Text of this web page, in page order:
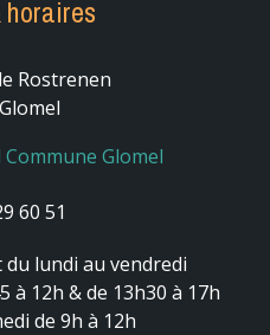
Rostrenen
Commune Glomel
60 51
du lundi au vendredi
à 12h & de 13h30 à 17h
de 9h à 12h